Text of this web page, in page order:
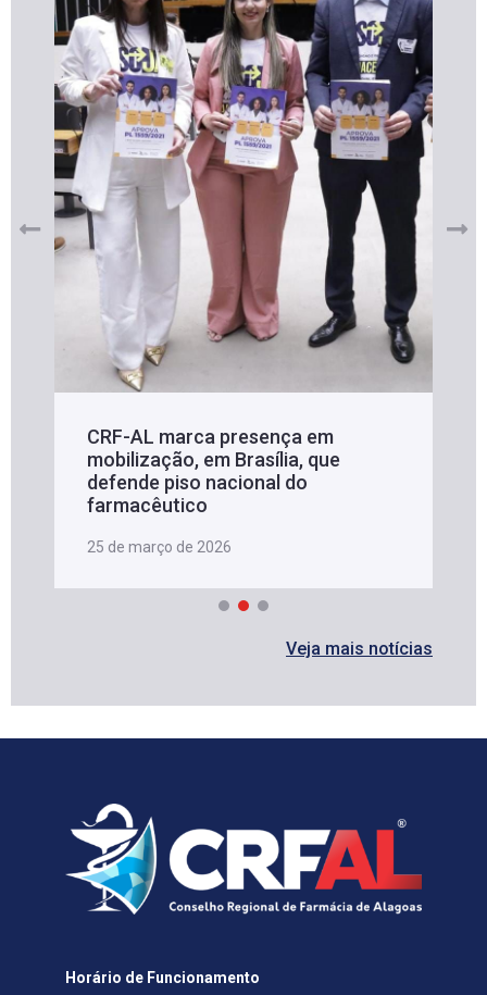
CRF-AL marca presença em
mobilização, em Brasília, que
defende piso nacional do
farmacêutico
25 de março de 2026
Veja mais notícias
Horário de Funcionamento